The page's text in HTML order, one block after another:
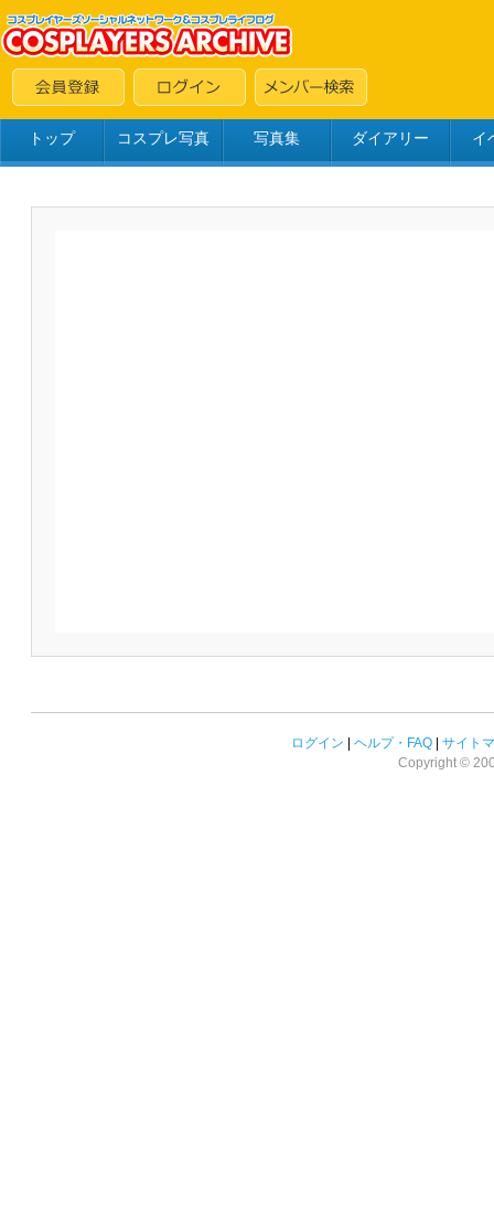
トップ コスプレ写真 写真集 ダイアリー イ
ログイン ヘルプ・FAQ
サイト
Copyright ©